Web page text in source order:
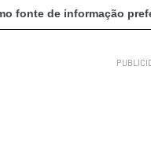
fonte de informação